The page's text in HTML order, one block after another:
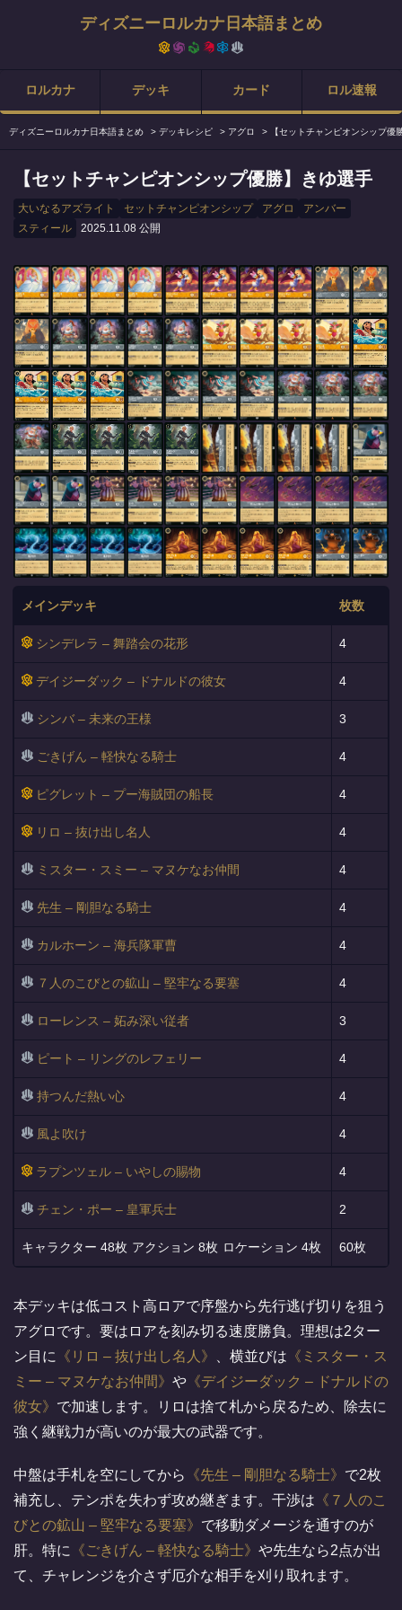
ディズニーロルカナ日本語まとめ
ロルカナ デッキ カード ロル速報
ディズニーロルカナ日本語まとめ > デッキレシピ > アグロ > 【セットチャンピオンシップ優
【セットチャンピオンシップ優勝】きゆ選手
大いなるアズライト セットチャンピオンシップ アグロ
アンバー
スティール
2025.11.08 公開
メインデッキ 枚数
シンデレラ – 舞踏会の花形 4
デイジーダック – ドナルドの彼女 4
シンバ – 未来の王様 3
ごきげん – 軽快なる騎士 4
ピグレット – プー海賊団の船長 4
リロ – 抜け出し名人 4
ミスター・スミー – マヌケなお仲間 4
先生 – 剛胆なる騎士 4
カルホーン – 海兵隊軍曹 4
７人のこびとの鉱山 – 堅牢なる要塞 4
ローレンス – 妬み深い従者 3
ピート – リングのレフェリー 4
持つんだ熱い心 4
風よ吹け 4
ラプンツェル – いやしの賜物 4
チェン・ポー – 皇軍兵士 2
48枚 8枚 4枚 60枚
本デッキは低コスト高ロアで序盤から先行逃げ切りを狙う
アグロです。要はロアを刻み切る速度勝負。理想は2ター
ン目に
リロ – 抜け出し名人 、横並びは
ミスター・ス
ミー – マヌケなお仲間
や
デイジーダック – ドナルドの
彼女
で加速します。リロは捨て札から戻るため、除去に
強く継戦力が高いのが最大の武器です。
中盤は手札を空にしてから 先生 – 剛胆なる騎士
で2枚
補充し、テンポを失わず攻め継ぎます。干渉は
７人のこ
びとの鉱山 – 堅牢なる要塞
で移動ダメージを通すのが
肝。特に
ごきげん – 軽快なる騎士
や先生なら2点が出
て、チャレンジを介さず厄介な相手を刈り取れます。